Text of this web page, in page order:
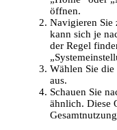
öffnen.
Navigieren Sie
kann sich je
der Regel
Wählen Sie die
aus.
Schauen Sie
ähnlich. Diese